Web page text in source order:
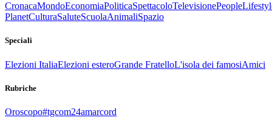
CronacaMondoEconomiaPoliticaSpettacoloTelevisionePeople
PlanetCulturaSaluteScuolaAnimaliSpazio
Speciali
Elezioni ItaliaElezioni esteroGrande FratelloL'isola dei famosiAmici
Rubriche
Oroscopo#tgcom24amarcord